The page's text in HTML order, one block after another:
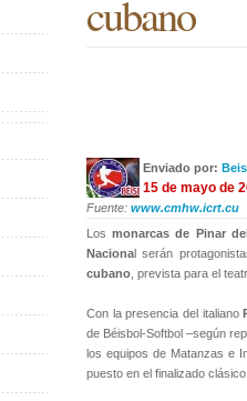
cubano
Enviado por:
15 de mayo de
Fuente: www.cmhw.icrt.cu
Losmonarcas de Pinar
Nacional serán
cubano , prevista para el
Con la presencia del italiano
de Béisbol-Softbol –según
los equipos de Matanzas e
puesto en el finalizado